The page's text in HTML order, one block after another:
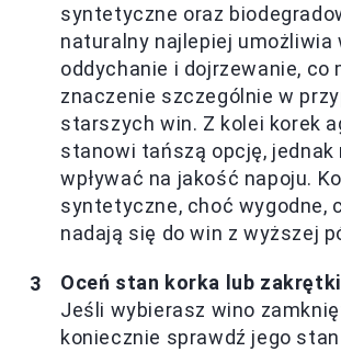
syntetyczne oraz
naturalny najlepiej umożliwia
oddychanie i dojrzewanie, co
znaczenie szczególnie w
starszych win. Z kolei korek
stanowi tańszą opcję, jednak
wpływać na jakość napoju.
syntetyczne, choć wygodne,
nadają się do win z wyższej
Oceń stan korka lub zakrętki
Jeśli wybierasz wino
koniecznie sprawdź jego